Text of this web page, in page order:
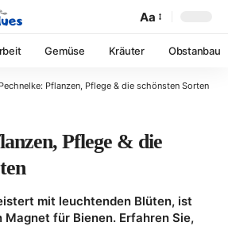
Aa
Gemüse Kräuter Obstanbau
Pechnelke: Pflanzen, Pflege & die schönsten Sorten
Pflege & die
mit leuchtenden Blüten, ist
für Bienen. Erfahren Sie,